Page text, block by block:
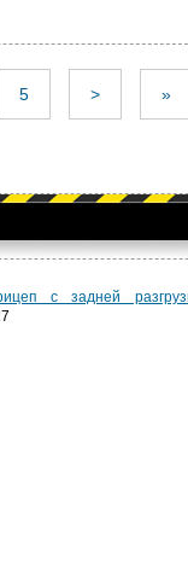
5 > »
с задней